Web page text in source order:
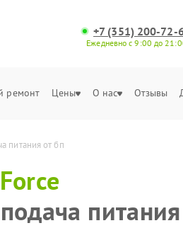
+7 (351) 200-72-
Ежедневно с 9:00 до
ремонт Цены О нас Отзывы
питания от бп